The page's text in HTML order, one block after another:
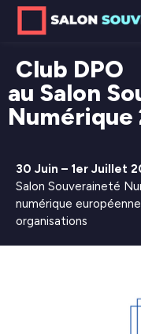
Club DPO
au Salon
Numérique
30 Juin – 1er Juillet
Salon Souveraineté
numérique
organisations